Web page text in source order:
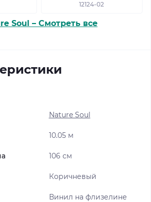
12124-02
Soul – Смотреть все
Nature Soul
10.05 м
106 см
Коричневый
Винил на флизелине